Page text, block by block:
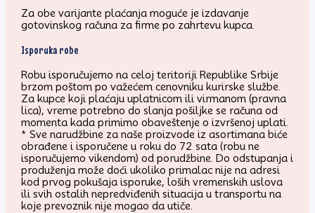
Za obe varijante plaćanja moguće je izdavanje
gotovinskog računa za firme po zahrtevu kupca.
Isporuka robe
Robu isporučujemo na celoj teritoriji Republike Srbije
brzom poštom po važećem cenovniku kurirske službe.
Za kupce koji plaćaju uplatnicom ili virmanom (pravna
lica), vreme potrebno do slanja pošiljke se računa od
momenta kada primimo obaveštenje o izvršenoj uplati.
* Sve narudžbine za naše proizvode iz asortimana biće
obrađene i isporučene u roku do 72 sata (robu ne
isporučujemo vikendom) od porudžbine. Do odstupanja i
produženja može doći ukoliko primalac nije na adresi
kod prvog pokušaja isporuke, loših vremenskih uslova
ili svih ostalih nepredviđenih situacija u transportu na
koje prevoznik nije mogao da utiče.